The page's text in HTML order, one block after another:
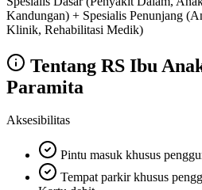
Kandungan) + Spesialis Penunjang
Klinik, Rehabilitasi Medik)
Tentang RS Ibu
Paramita
Aksesibilitas
Pintu masuk khusus
Tempat parkir khusus